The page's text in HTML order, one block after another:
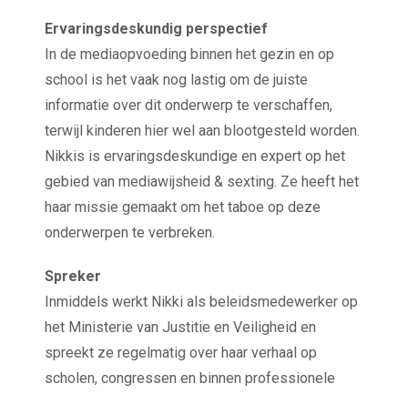
Ervaringsdeskundig perspectief
In de mediaopvoeding binnen het gezin en op
school is het vaak nog lastig om de juiste
informatie over dit onderwerp te verschaffen,
terwijl kinderen hier wel aan blootgesteld worden.
Nikkis is ervaringsdeskundige en expert op het
gebied van mediawijsheid & sexting. Ze heeft het
haar missie gemaakt om het taboe op deze
onderwerpen te verbreken.
Spreker
Inmiddels werkt Nikki als beleidsmedewerker op
het Ministerie van Justitie en Veiligheid en
spreekt ze regelmatig over haar verhaal op
scholen, congressen en binnen professionele